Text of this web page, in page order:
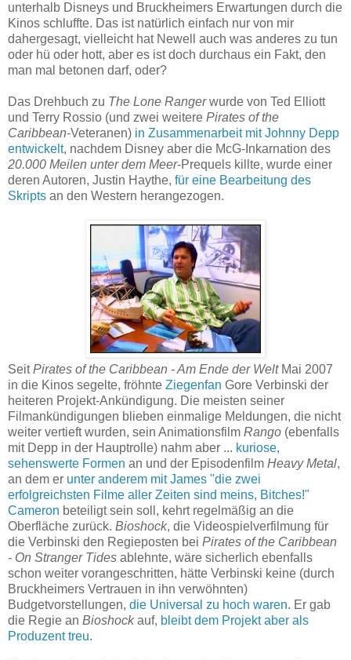
unterhalb Disneys und Bruckheimers Erwartungen durch die
Kinos schluffte. Das ist natürlich einfach nur von mir
dahergesagt, vielleicht hat Newell auch was anderes zu tun
oder hü oder hott, aber es ist doch durchaus ein Fakt, den
man mal betonen darf, oder?
Das Drehbuch zu The Lone Rangerwurde von Ted Elliott
und Terry Rossio (und zwei weitere Pirates of the
Caribbean-Veteranen) in Zusammenarbeit mit Johnny Depp
entwickelt, nachdem Disney aber die McG-Inkarnation des
20.000 Meilen unter dem Meer-Prequels killte, wurde einer
deren Autoren, Justin Haythe, für eine Bearbeitung des
Skripts an den Western herangezogen.
SeitPirates of the Caribbean - Am Ende der WeltMai 2007
in die Kinos segelte, fröhnte Ziegenfan Gore Verbinski der
heiteren Projekt-Ankündigung. Die meisten seiner
Filmankündigungen blieben einmalige Meldungen, die nicht
weiter vertieft wurden, sein Animationsfilm Rango (ebenfalls
mit Depp in der Hauptrolle) nahm aber ... kuriose,
sehenswerte Formen an und der Episodenfilm Heavy Metal,
an dem er unter anderem mit James "die zwei
erfolgreichsten Filme aller Zeiten sind meins, Bitches!"
Cameron beteiligt sein soll, kehrt regelmäßig an die
Oberfläche zurück. Bioshock, die Videospielverfilmung für
die Verbinski den Regieposten bei Pirates of the Caribbean
- On Stranger Tides ablehnte, wäre sicherlich ebenfalls
schon weiter vorangeschritten, hätte Verbinski keine (durch
Bruckheimers Vertrauen in ihn verwöhnten)
Budgetvorstellungen, die Universal zu hoch waren. Er gab
die Regie an Bioshockauf, bleibt dem Projekt aber als
Produzent treu.